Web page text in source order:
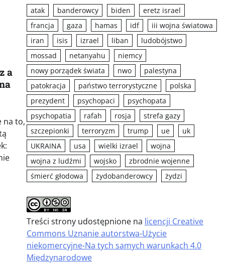
a
na to,
atak banderowcy biden
eretz israel
francja
gaza hamas idf
iii wojna światowa
iran
isis izrael liban
ludobójstwo
mossad
netanyahu
niemcy
nowy porządek świata
nwo
palestyna
patokracja
państwo terrorystyczne
polska
prezydent
psychopaci
psychopata
psychopatia
rafah rosja
strefa gazy
szczepionki
terroryzm trump ue
uk
UKRAINA
usa wielki izrael
wojna
wojna z ludźmi
wojsko
zbrodnie wojenne
śmierć głodowa
żydobanderowcy żydzi
Treści strony udostępnione na licencji Creative
Commons Uznanie autorstwa-Użycie
niekomercyjne-Na tych samych warunkach 4.0
Międzynarodowe